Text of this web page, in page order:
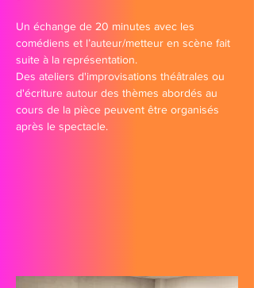
Un échange de 20 minutes avec les
comédiens et l’auteur/metteur en scène fait
suite à la représentation.
Des ateliers d'improvisations théâtrales ou
d'écriture autour des thèmes abordés au
cours de la pièce peuvent être organisés
après le spectacle.